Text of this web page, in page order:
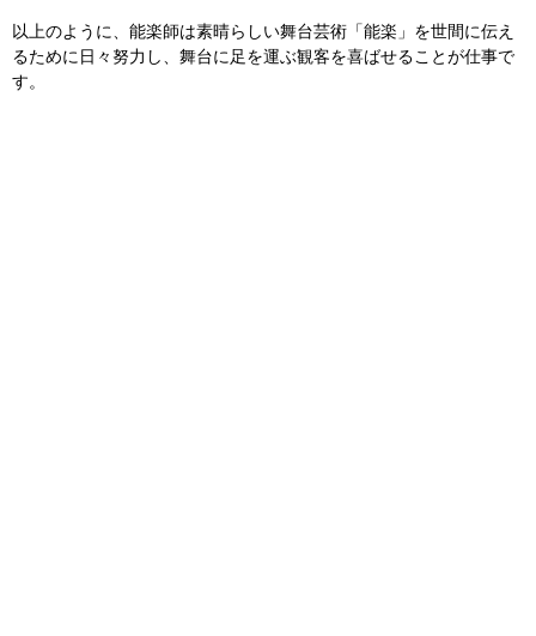
以上のように、能楽師は素晴らしい舞台芸術「能楽」を世間に伝え
るために日々努力し、舞台に足を運ぶ観客を喜ばせることが仕事で
す。